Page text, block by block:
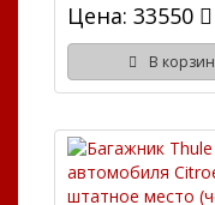
Цена: 33550
В